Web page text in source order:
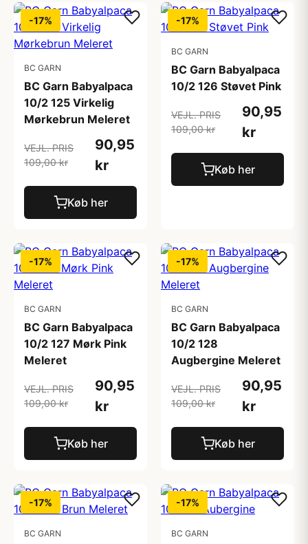
-17%
BC GARN
BC Garn Babyalpaca
10/2 125 Virkelig
Mørkebrun Meleret
VEJL. PRIS
109,00 kr
90,95
kr
Køb her
-17%
BC GARN
BC Garn Babyalpaca
10/2 126 Støvet Pink
VEJL. PRIS
109,00 kr
90,95
kr
Køb her
-17%
BC GARN
BC Garn Babyalpaca
10/2 127 Mørk Pink
Meleret
VEJL. PRIS
109,00 kr
90,95
kr
Køb her
-17%
BC GARN
BC Garn Babyalpaca
10/2 128
Augbergine Meleret
VEJL. PRIS
109,00 kr
90,95
kr
Køb her
-17%
BC GARN
-17%
BC GARN